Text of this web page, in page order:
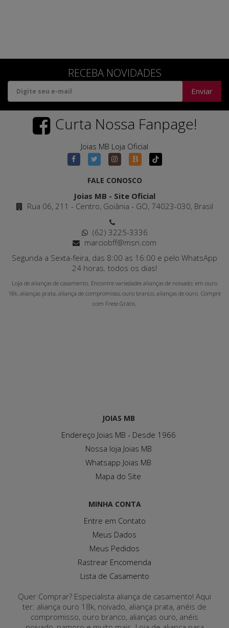
RECEBA NOVIDADES
Enviar
Curta Nossa Fanpage!
Joias MB Loja Oficial
JOIAS MB
Endereço Joias MB - Desde 1966
Nossa loja Joias MB
Whatsapp Joias MB
Mapa do Site
MINHA CONTA
Entre em Contato
Meus Dados
Meus Pedidos
Rastrear Encomenda
Lista de Casamento
FALE CONOSCO
Joias MB - Site Oficial
Rua 06, 211 - Centro, Goiânia - GO, 74023-030, Brasil
(62) 3225-3336
marciobff@msn.com
Segunda a Sexta-feira, das 8:00 as 16:00 e pelo WhatsApp
24 horas. todos os dias!
Loja de alianças de casamento. Encontre variedades alianças de noivado: em ouro
18k, alianças prata, aliança de compromisso, ouro branco, alianças de ouro. Compre
com Frete Grátis.
Quer Comprar? Especialista aliança de casamento! Aqui
ter: aliança ouro 18k, noivado, aliança prata, anéis de
compromisso, ouro branco, alianças ouro, anéis